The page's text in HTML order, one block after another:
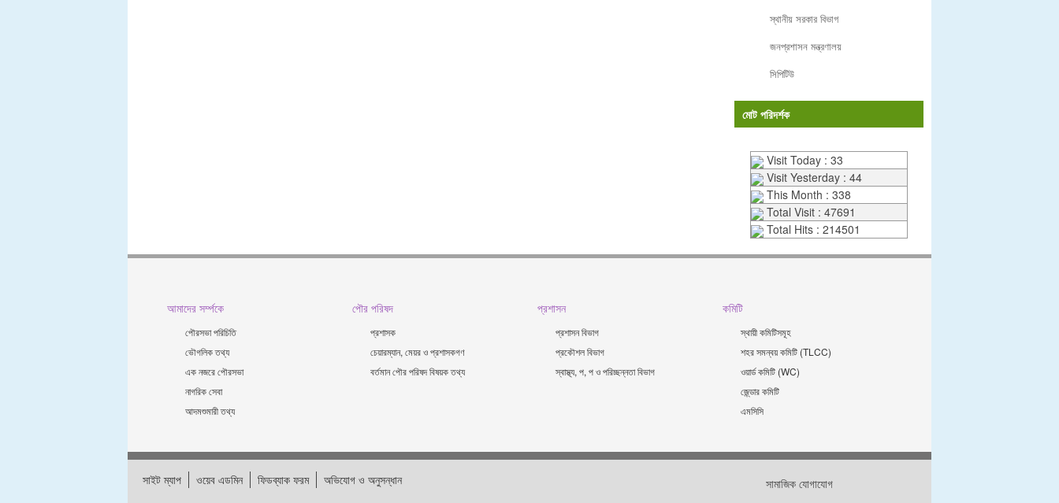
স্থানীয় সরকার বিভাগ
জনপ্রশাসন মন্ত্রণালয়
সিপিটিউ
মোট পরিদর্শক
Visit Today : 33
Visit Yesterday : 44
This Month : 338
Total Visit : 47691
Total Hits : 214501
আমাদের সর্ম্পকে
পৌরসভা পরিচিতি
ভৌগলিক তথ্য
এক নজরে পৌরসভা
নাগরিক সেবা
আদমশুমারী তথ্য
পৌর পরিষদ
প্রশাসক
চেয়ারম্যান, মেয়র ও প্রশাসকগণ
বর্তমান পৌর পরিষদ বিষয়ক তথ্য
প্রশাসন
প্রশাসন বিভাগ
প্রকৌশল বিভাগ
স্বাস্থ্য, প, প ও পরিচ্ছন্নতা ‍বিভাগ
কমিটি
স্থায়ী কমিটিসমূহ
শহর সমন্বয় কমিটি (TLCC)
ওয়ার্ড কমিটি (WC)
জে্ন্ডার কমিটি
এমসিসি
সাইট ম্যাপ ওয়েব এডমিন ফিডব্যাক ফরম অভিযোগ ও অনুসন্ধান সামাজিক যোগাযোগ